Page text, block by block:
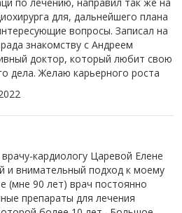
для, дальнейшего плана
вопросы. Записал на
знакомству с Андреем
доктор, который любит свою
дела. Желаю карьерного роста
кардиологу Царевой Елене
и внимательный подход к моему
(мне 90 лет) врач постоянно
препараты для лечения